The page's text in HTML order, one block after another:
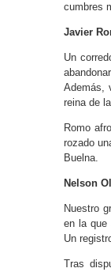
cumbres
Javier
Un
Además,
reina de
Romo
rozado
Buelna.
Nelson
Nuestro
en la que
Un
Tras